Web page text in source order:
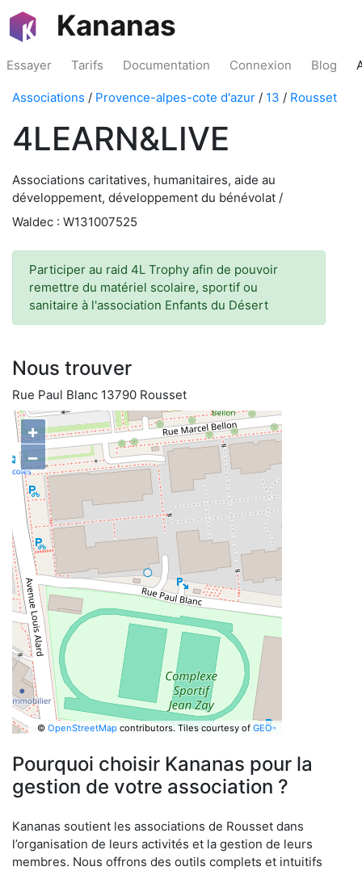
Kananas
Essayer Tarifs Documentation Connexion Blog
Associations / Provence-alpes-cote d'azur / 13 / Rousset
4LEARN&LIVE
Associations caritatives, humanitaires, aide au
développement, développement du bénévolat /
Waldec : W131007525
Participer au raid 4L Trophy afin de pouvoir
remettre du matériel scolaire, sportif ou
sanitaire à l'association Enfants du Désert
Nous trouver
Rue Paul Blanc 13790 Rousset
+
−
© OpenStreetMapcontributors. Tiles courtesy of GEO-
Pourquoi choisir Kananas pour la
gestion de votre association ?
Kananas soutient les associations de Rousset dans
l’organisation de leurs activités et la gestion de leurs
membres. Nous offrons des outils complets et intuitifs